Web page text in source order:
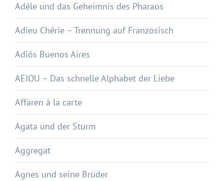
Adèle und das Geheimnis des Pharaos
Adieu Chérie – Trennung auf Französisch
Adiós Buenos Aires
AEIOU – Das schnelle Alphabet der Liebe
Affären à la carte
Agata und der Sturm
Aggregat
Agnes und seine Brüder